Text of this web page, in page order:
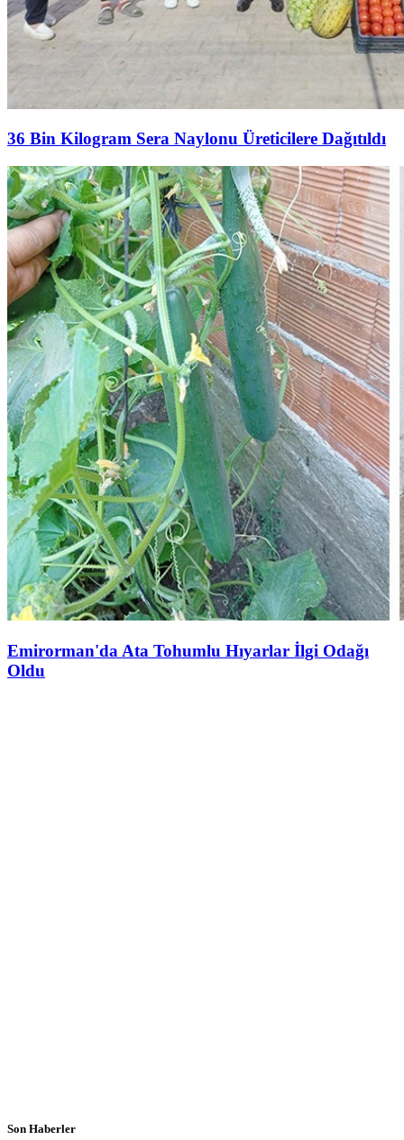
36 Bin Kilogram Sera Naylonu Üreticilere Dağıtıldı
Emirorman'da Ata Tohumlu Hıyarlar İlgi Odağı
Oldu
Son Haberler